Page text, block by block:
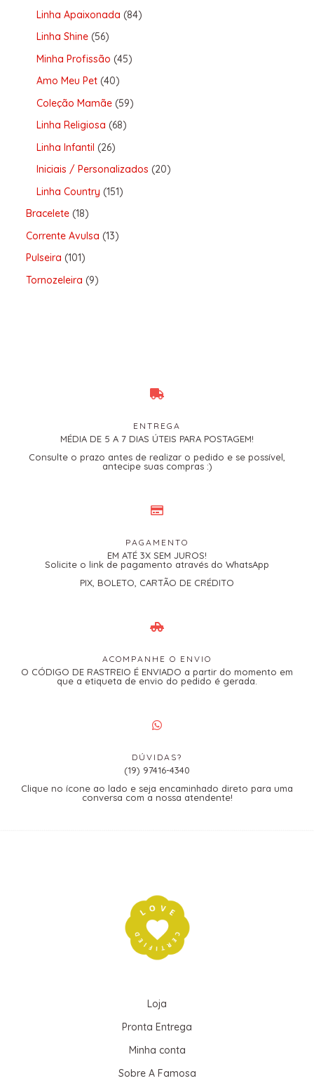
Linha Apaixonada 84
Linha Shine 56
Minha Profissão 45
Amo Meu Pet 40
Coleção Mamãe 59
Linha Religiosa 68
Linha Infantil 26
Iniciais / Personalizados 20
Linha Country 151
Bracelete 18
Corrente Avulsa 13
Pulseira 101
Tornozeleira 9
ENTREGA
MÉDIA DE 5 A 7 DIAS ÚTEIS PARA POSTAGEM!
Consulte o prazo antes de realizar o pedido e se possível,
antecipe suas compras :)
PAGAMENTO
EM ATÉ 3X SEM JUROS!
Solicite o link de pagamento através do WhatsApp
PIX, BOLETO, CARTÃO DE CRÉDITO
ACOMPANHE O ENVIO
O CÓDIGO DE RASTREIO É ENVIADO a partir do momento em
que a etiqueta de envio do pedido é gerada.
DÚVIDAS?
(19) 97416-4340
Clique no ícone ao lado e seja encaminhado direto para uma
conversa com a nossa atendente!
Loja
Pronta Entrega
Minha conta
Sobre A Famosa